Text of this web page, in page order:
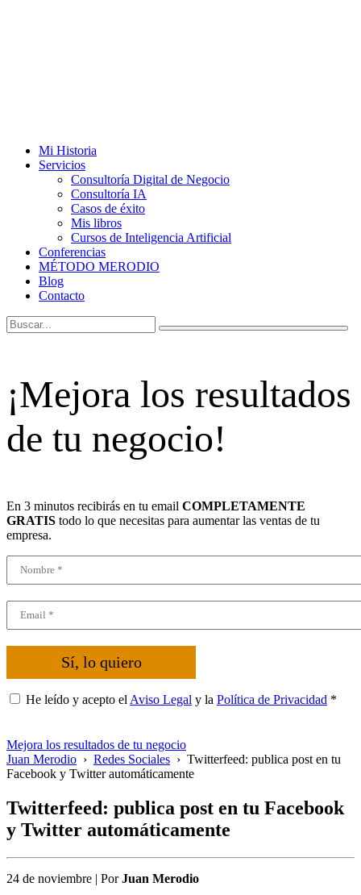
Mi Historia
Servicios
Consultoría Digital de Negocio
Consultoría IA
Casos de éxito
Mis libros
Cursos de Inteligencia Artificial
Conferencias
MÉTODO MERODIO
Blog
Contacto
¡Mejora los resultados
de tu negocio!
En 3 minutos recibirás en tu email COMPLETAMENTE
GRATIS todo lo que necesitas para aumentar las ventas de tu
empresa.
Sí, lo quiero
He leído y acepto el Aviso Legal y la Política de Privacidad *
Mejora los resultados de tu negocio
Juan Merodio › Redes Sociales › Twitterfeed: publica post en tu
Facebook y Twitter automáticamente
Twitterfeed: publica post en tu Facebook
y Twitter automáticamente
24 de noviembre | PorJuan Merodio